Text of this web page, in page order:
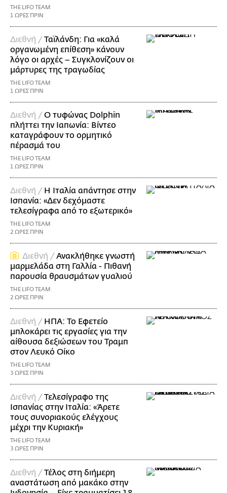
THE LIFO TEAM
1 ΩΡΕΣ ΠΡΙΝ
Διεθνή / Ταϊλάνδη: Για «καλά
οργανωμένη επίθεση» κάνουν
λόγο οι αρχές – Συγκλονίζουν οι
μάρτυρες της τραγωδίας
THE LIFO TEAM
1 ΩΡΕΣ ΠΡΙΝ
Διεθνή / Ο τυφώνας Dolphin
πλήττει την Ιαπωνία: Βίντεο
καταγράφουν το ορμητικό
πέρασμά του
THE LIFO TEAM
1 ΩΡΕΣ ΠΡΙΝ
Διεθνή / Η Ιταλία απάντησε στην
Ισπανία: «Δεν δεχόμαστε
τελεσίγραφα από το εξωτερικό»
THE LIFO TEAM
2 ΩΡΕΣ ΠΡΙΝ
Διεθνή / Ανακλήθηκε γνωστή
μαρμελάδα στη Γαλλία - Πιθανή
παρουσία θραυσμάτων γυαλιού
THE LIFO TEAM
2 ΩΡΕΣ ΠΡΙΝ
Διεθνή / ΗΠΑ: Το Εφετείο
μπλοκάρει τις εργασίες για την
αίθουσα δεξιώσεων του Τραμπ
στον Λευκό Οίκο
THE LIFO TEAM
3 ΩΡΕΣ ΠΡΙΝ
Διεθνή / Τελεσίγραφο της
Ισπανίας στην Ιταλία: «Άρετε
τους συνοριακούς ελέγχους
μέχρι την Κυριακή»
THE LIFO TEAM
3 ΩΡΕΣ ΠΡΙΝ
Διεθνή / Τέλος στη διήμερη
αναστάτωση από μακάκο στην